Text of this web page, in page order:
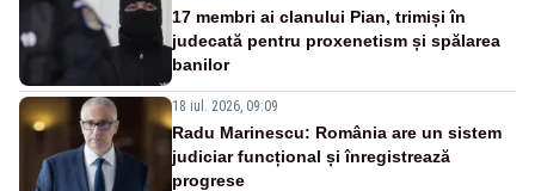
17 membri ai clanului Pian, trimiși în
judecată pentru proxenetism și spălarea
banilor
18 iul. 2026, 09:09
Radu Marinescu: România are un sistem
judiciar funcțional și înregistrează
progrese